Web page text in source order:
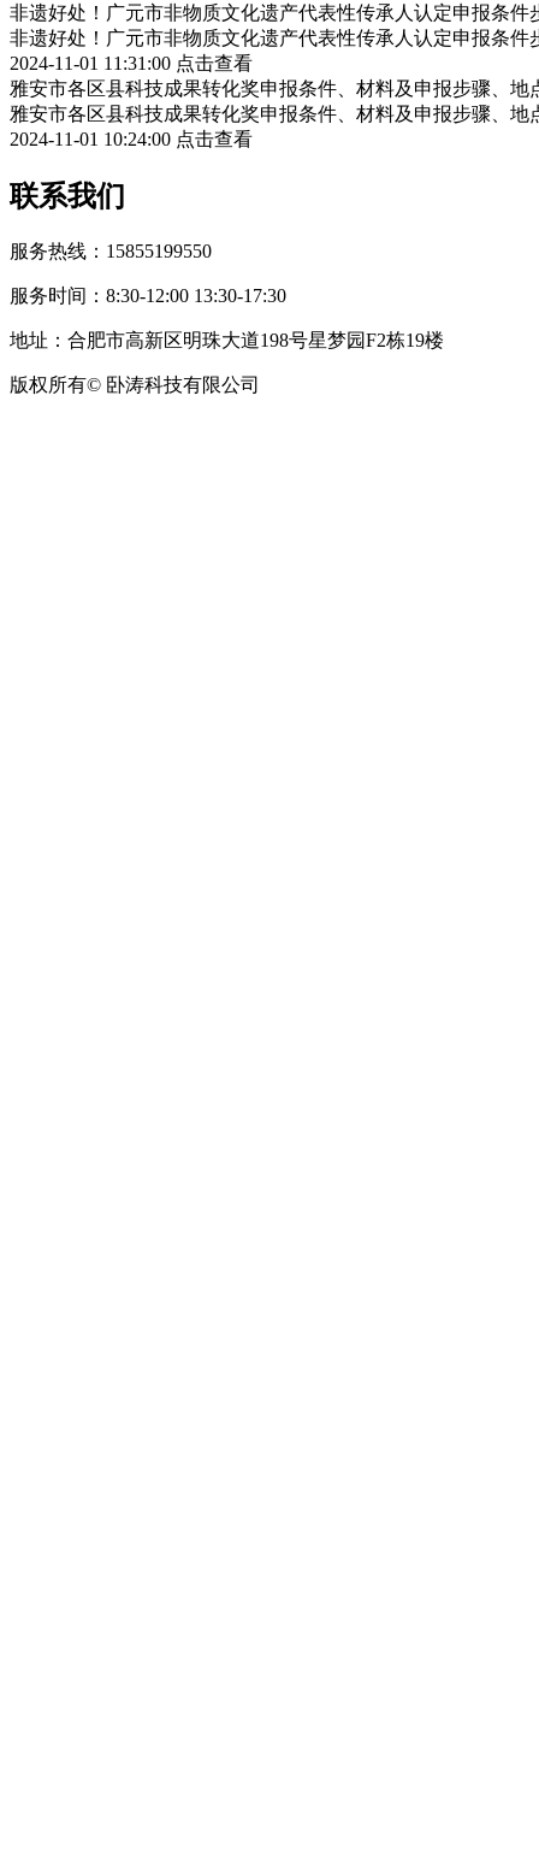
非遗好处！广元市非物质文化遗产代表性传承人认定申报条件
非遗好处！广元市非物质文化遗产代表性传承人认定申报条件
2024-11-01 11:31:00 点击查看
雅安市各区县科技成果转化奖申报条件、材料及申报步骤、地
雅安市各区县科技成果转化奖申报条件、材料及申报步骤、地
2024-11-01 10:24:00 点击查看
联系我们
服务热线：15855199550
服务时间：8:30-12:00 13:30-17:30
地址：合肥市高新区明珠大道198号星梦园F2栋19楼
版权所有© 卧涛科技有限公司